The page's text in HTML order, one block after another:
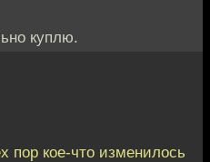
куплю.
пор кое-что изменилось